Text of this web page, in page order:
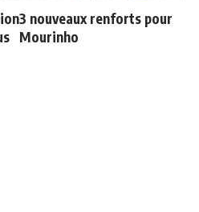
3 nouveaux renforts pour
Mourinho